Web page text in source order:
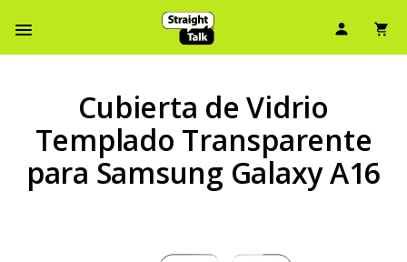
Menú de barra de navegación
Ícono
Cubierta de Vidrio
Templado Transparente
para Samsung Galaxy A16